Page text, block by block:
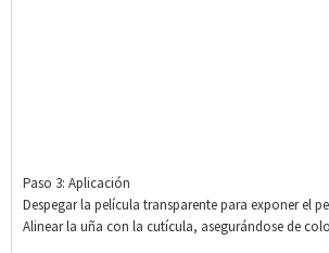
Paso 3: Aplicación
Despegar la película transparente para exponer el
Alinear la uña con la cutícula, asegurándose de